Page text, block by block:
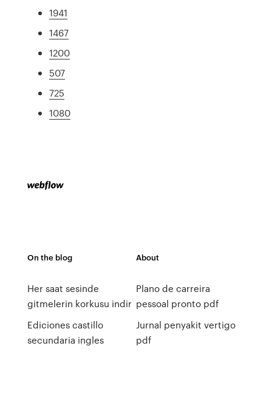
1941
1467
1200
507
725
1080
On the blog
Her saat sesinde
gitmelerin korkusu indir
Ediciones castillo
secundaria ingles
About
Plano de carreira
pessoal pronto pdf
Jurnal penyakit vertigo
pdf